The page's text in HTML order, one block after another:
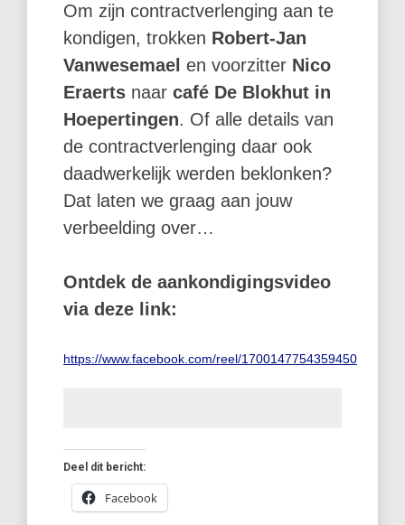
Om zijn contractverlenging aan te
kondigen, trokken Robert-Jan
Vanwesemael en voorzitter Nico
Eraerts naar café De Blokhut in
Hoepertingen. Of alle details van
de contractverlenging daar ook
daadwerkelijk werden beklonken?
Dat laten we graag aan jouw
verbeelding over…
Ontdek de aankondigingsvideo
via deze link:
https://www.facebook.com/reel/1700147754359450
Deel dit bericht:
Facebook